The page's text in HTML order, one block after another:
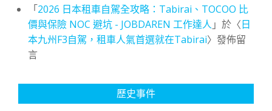
「2026 日本租車自駕全攻略：Tabirai、TOCOO 比
價與保險 NOC 避坑 - JOBDAREN 工作達人 」於〈日
本九州F3自駕，租車人氣首選就在Tabirai〉發佈留
言
歷史事件